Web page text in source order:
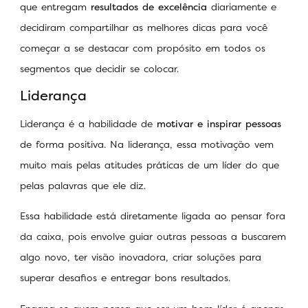
que entregam resultados de excelência diariamente e
decidiram compartilhar as melhores dicas para você
começar a se destacar com propósito em todos os
segmentos que decidir se colocar.
Liderança
Liderança é a habilidade de motivar e inspirar pessoas
de forma positiva. Na liderança, essa motivação vem
muito mais pelas atitudes práticas de um líder do que
pelas palavras que ele diz.
Essa habilidade está diretamente ligada ao pensar fora
da caixa, pois envolve guiar outras pessoas a buscarem
algo novo, ter visão inovadora, criar soluções para
superar desafios e entregar bons resultados.